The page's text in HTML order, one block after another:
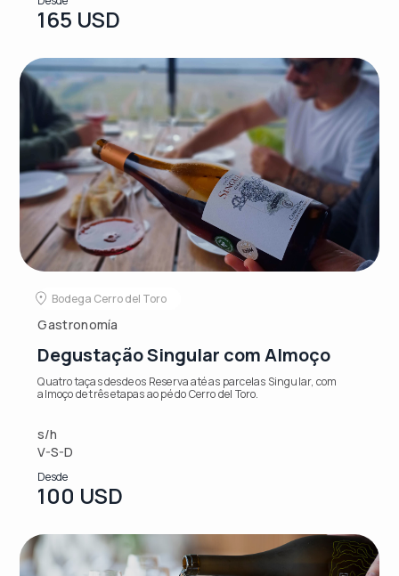
165 USD
Bodega Cerro del Toro
Gastronomía
Degustação Singular com Almoço
Quatro taças desde os Reserva até as parcelas Singular, com
almoço de três etapas ao pé do Cerro del Toro.
s/h
V-S-D
Desde
100 USD